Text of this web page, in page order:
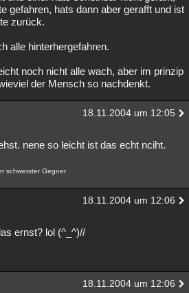
gefahren, hats dann aber gerafft und ist
zurück.
alle hinterhergefahren.
noch nicht alle wach, aber im prinzip
der Mensch so nachdenkt.
18.11.2004 um 12:05
nene so leicht ist das echt nciht.
schwerster Gegner
18.11.2004 um 12:06
ernst? lol (^_^)//
18.11.2004 um 12:06